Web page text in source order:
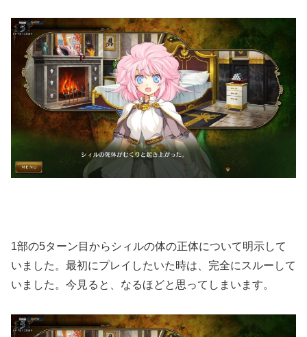
1部の5ターン目からシィルの体の正体について明示して
いました。最初にプレイしたいた時は、完全にスルーして
いました。今見ると、なるほどと思ってしまいます。